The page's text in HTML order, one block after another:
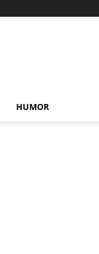
HUMOR